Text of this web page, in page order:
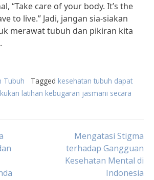
“Take care of your body. It’s the
to live.” Jadi, jangan sia-siakan
merawat tubuh dan pikiran kita
Tubuh Tagged kesehatan tubuh dapat
latihan kebugaran jasmani secara
Mengatasi Stigma
terhadap Gangguan
Kesehatan Mental di
Indonesia